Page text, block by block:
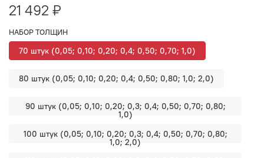
21 492 ₽
НАБОР ТОЛЩИН
70 штук (0,05; 0,10; 0,20; 0,4; 0,50; 0,70; 1,0)
80 штук (0,05; 0,10; 0,20; 0,4; 0,50; 0,80; 1,0; 2,0)
90 штук (0,05; 0,10; 0,20; 0,3; 0,4; 0,50; 0,70; 0,80;
1,0)
100 штук (0,05; 0,10; 0,20; 0,3; 0,4; 0,50; 0,70; 0,80;
1,0; 2,0)